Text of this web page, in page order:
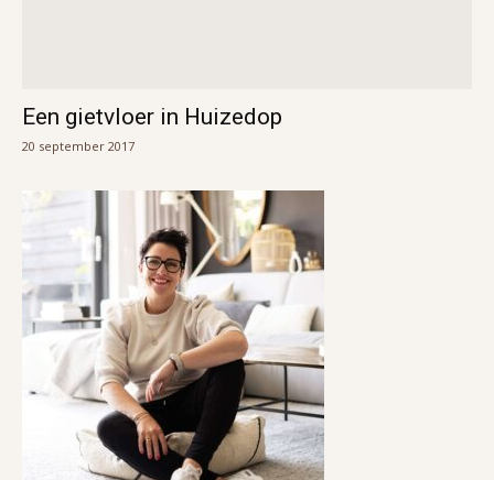
Een gietvloer in Huizedop
20 september 2017